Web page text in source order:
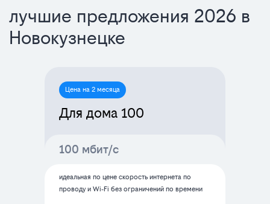
лучшие предложения 2026 в
Новокузнецке
Цена на 2 месяца
Для дома 100
100 мбит/с
идеальная по цене скорость интернета по
проводу и Wi‑Fi без ограничений по времени